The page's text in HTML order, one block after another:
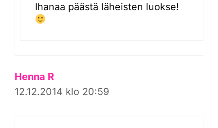
Ihanaa päästä läheisten luokse!
Henna R
12.12.2014 klo 20:59